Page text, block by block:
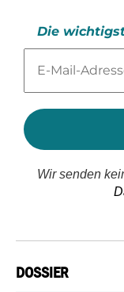
Die
Mail-
*
Wir senden
DOSSIER